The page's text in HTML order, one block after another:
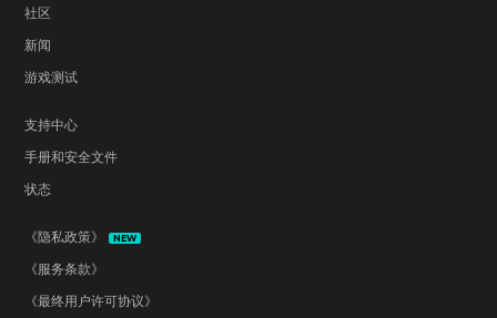
社区
新闻
游戏测试
支持中心
手册和安全文件
状态
《隐私政策》 NEW
《服务条款》
《最终用户许可协议》